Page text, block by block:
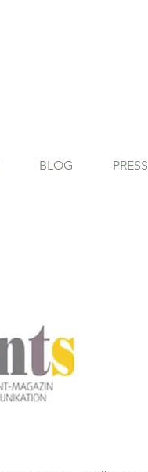
BLOG PRESS